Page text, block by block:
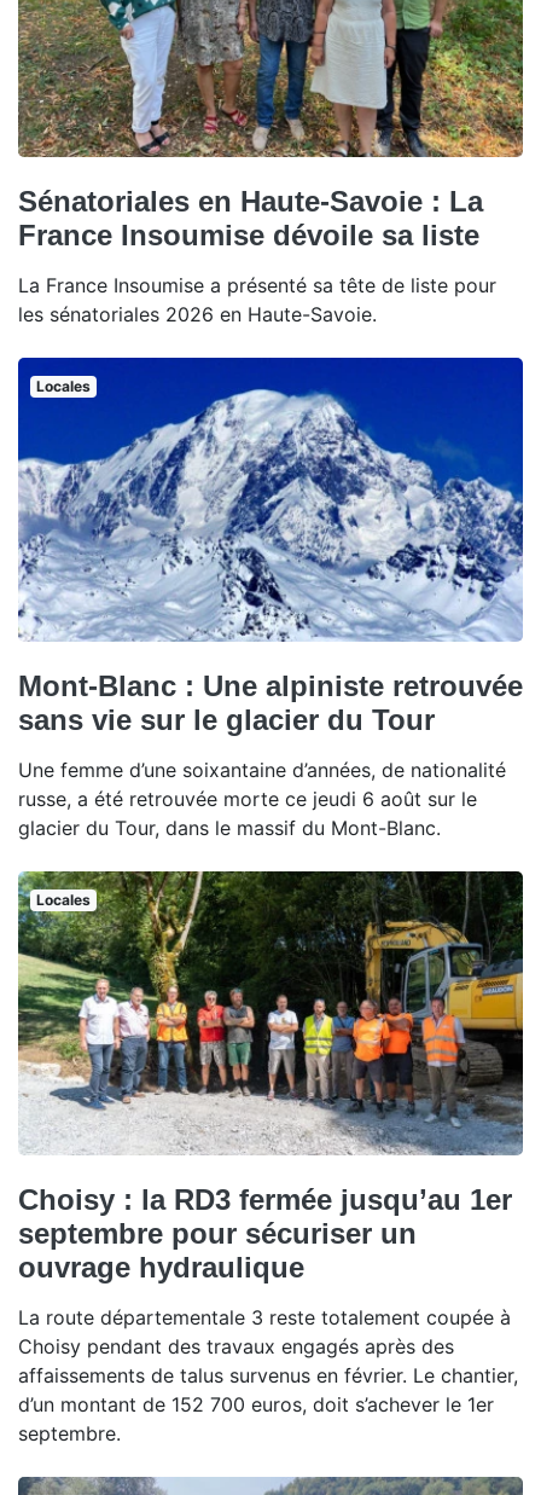
Sénatoriales en Haute-Savoie : La
France Insoumise dévoile sa liste
La France Insoumise a présenté sa tête de liste pour
les sénatoriales 2026 en Haute-Savoie.
Locales
Mont-Blanc : Une alpiniste retrouvée
sans vie sur le glacier du Tour
Une femme d’une soixantaine d’années, de nationalité
russe, a été retrouvée morte ce jeudi 6 août sur le
glacier du Tour, dans le massif du Mont-Blanc.
Locales
Choisy : la RD3 fermée jusqu’au 1er
septembre pour sécuriser un
ouvrage hydraulique
La route départementale 3 reste totalement coupée à
Choisy pendant des travaux engagés après des
affaissements de talus survenus en février. Le chantier,
d’un montant de 152 700 euros, doit s’achever le 1er
septembre.